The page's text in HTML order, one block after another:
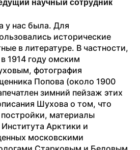
научный сотрудник
у нас была. Для
исторические
в литературе. В частности,
1914 году омским
фотография
Попова (около 1900
зимний пейзаж этих
Шухова о том, что
материалы
Арктики и
московскими